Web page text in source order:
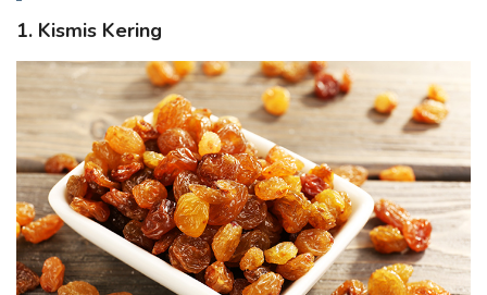
1. Kismis Kering